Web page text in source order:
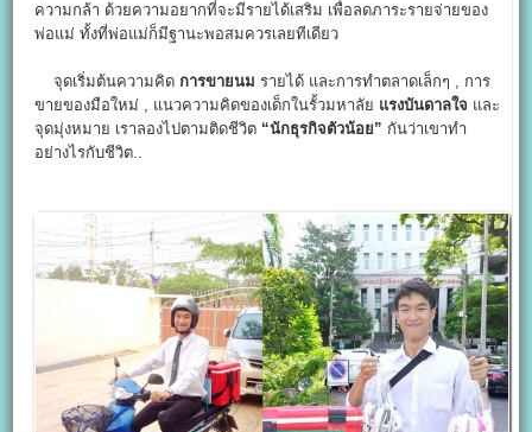
ความกล้า ด้วยความอยากที่จะมีรายได้เสริม เพื่อลดภาระรายจ่ายของ
พ่อแม่ ทั้งที่พ่อแม่ก็มีฐานะพอสมควรเลยทีเดียว
จุดเริ่มต้นความคิดการขายนม รายได้ และการทำตลาดเล็กๆ , การ
ขายของมือใหม่ , แนวความคิดของเด็กในรั้วมหาลัย แรงบันดาลใจ และ
จุดมุ่งหมาย เราลองไปตามติดชีวิต “นักธุรกิจตัวน้อย” กันว่าเขาทำ
อย่างไรกับชีวิต..